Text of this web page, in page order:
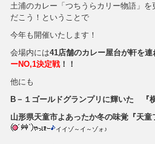
土浦のカレー「つちうらカリー物語」
だこう！ということで
今年も開催いたします！
会場内には41店舗のカレー屋台が軒を連
ーNO,1決定戦！！
他にも
B－１ゴールドグランプリに輝いた 『
山形県天童市よあったか冬の味覚『天
イイゾ～イ～ゾォ♪